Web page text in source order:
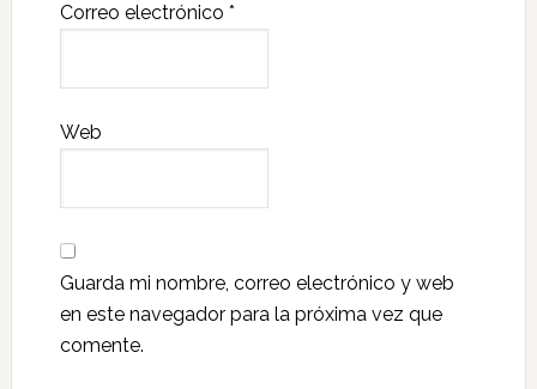
Correo electrónico *
Web
Guarda mi nombre, correo electrónico y web
en este navegador para la próxima vez que
comente.